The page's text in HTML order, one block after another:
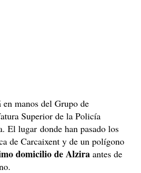
manos del Grupo de
Superior de la Policía
El lugar donde han pasado los
de Carcaixent y de un polígono
domicilio de Alzira antes de